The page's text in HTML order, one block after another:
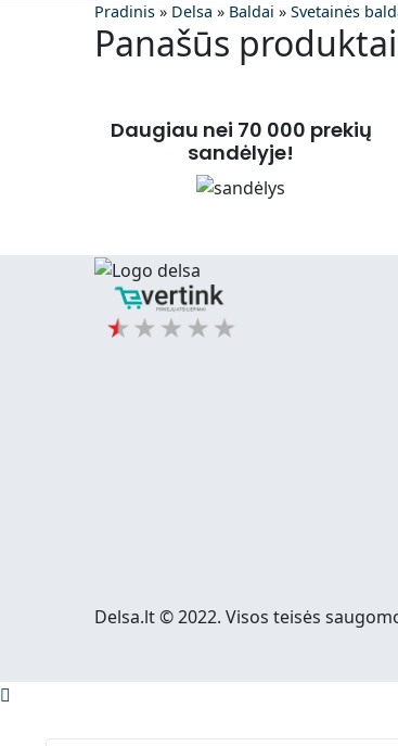
Pradinis » Delsa » Baldai » Svetainės
Panašūs produktai
Daugiau nei 70 000 prekių
sandėlyje!
Delsa.lt © 2022. Visos teisės